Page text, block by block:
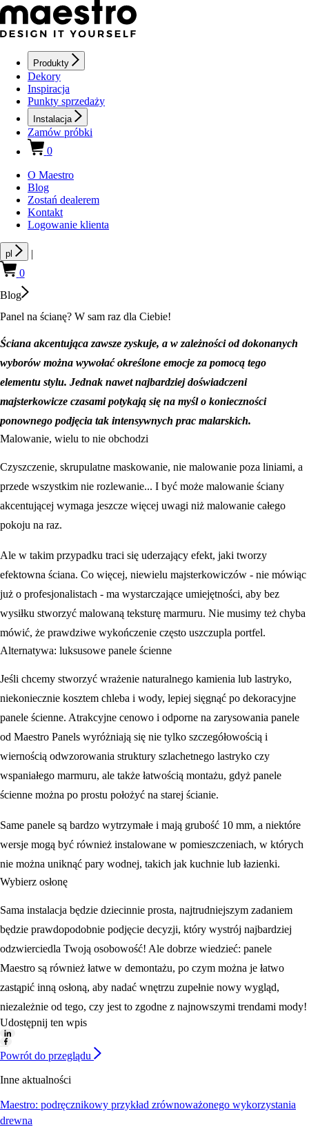
Produkty
Dekory
Inspiracja
Punkty sprzedaży
Instalacja
Zamów próbki
0
O Maestro
Blog
Zostań dealerem
Kontakt
Logowanie klienta
pl
|
0
Blog
Panel na ścianę? W sam raz dla Ciebie!
Ściana akcentująca zawsze zyskuje, a w zależności od dokonanych
wyborów można wywołać określone emocje za pomocą tego
elementu stylu. Jednak nawet najbardziej doświadczeni
majsterkowicze czasami potykają się na myśl o konieczności
ponownego podjęcia tak intensywnych prac malarskich.
Malowanie, wielu to nie obchodzi
Czyszczenie, skrupulatne maskowanie, nie malowanie poza liniami, a
przede wszystkim nie rozlewanie... I być może malowanie ściany
akcentującej wymaga jeszcze więcej uwagi niż malowanie całego
pokoju na raz.
Ale w takim przypadku traci się uderzający efekt, jaki tworzy
efektowna ściana. Co więcej, niewielu majsterkowiczów - nie mówiąc
już o profesjonalistach - ma wystarczające umiejętności, aby bez
wysiłku stworzyć malowaną teksturę marmuru. Nie musimy też chyba
mówić, że prawdziwe wykończenie często uszczupla portfel.
Alternatywa: luksusowe panele ścienne
Jeśli chcemy stworzyć wrażenie naturalnego kamienia lub lastryko,
niekoniecznie kosztem chleba i wody, lepiej sięgnąć po dekoracyjne
panele ścienne. Atrakcyjne cenowo i odporne na zarysowania panele
od Maestro Panels wyróżniają się nie tylko szczegółowością i
wiernością odwzorowania struktury szlachetnego lastryko czy
wspaniałego marmuru, ale także łatwością montażu, gdyż panele
ścienne można po prostu położyć na starej ścianie.
Same panele są bardzo wytrzymałe i mają grubość 10 mm, a niektóre
wersje mogą być również instalowane w pomieszczeniach, w których
nie można uniknąć pary wodnej, takich jak kuchnie lub łazienki.
Wybierz osłonę
Sama instalacja będzie dziecinnie prosta, najtrudniejszym zadaniem
będzie prawdopodobnie podjęcie decyzji, który wystrój najbardziej
odzwierciedla Twoją osobowość! Ale dobrze wiedzieć: panele
Maestro są również łatwe w demontażu, po czym można je łatwo
zastąpić inną osłoną, aby nadać wnętrzu zupełnie nowy wygląd,
niezależnie od tego, czy jest to zgodne z najnowszymi trendami mody!
Udostępnij ten wpis
Powrót do przeglądu
Inne aktualności
Maestro: podręcznikowy przykład zrównoważonego wykorzystania
drewna